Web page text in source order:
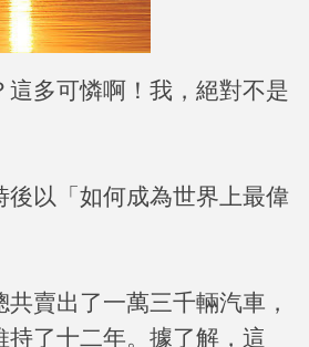
多可憐啊！我，絕對不是
以「如何成為世界上最偉
賣出了一萬三千輛汽車，
了十二年。據了解，這